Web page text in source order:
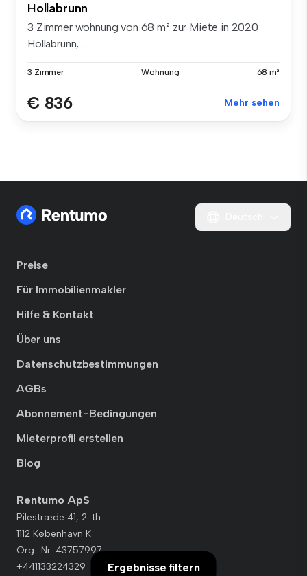
Ergebnisse filtern
Hollabrunn
3 Zimmer wohnung von 68 m² zur Miete in 2020
Hollabrunn, ...
3 Zimmer Wohnung 68 m²
€ 836 Mehr sehen
Preise
Für Immobilienmakler
Hilfe & Kontakt
Über uns
Datenschutzbestimmungen
AGBs
Abonnement-Bedingungen
Mieterprofil erstellen
Blog
Rentumo ApS
Pilestræde 41, 2. th.
1112 København K
Org.-Nr. 43757997
+441133224329